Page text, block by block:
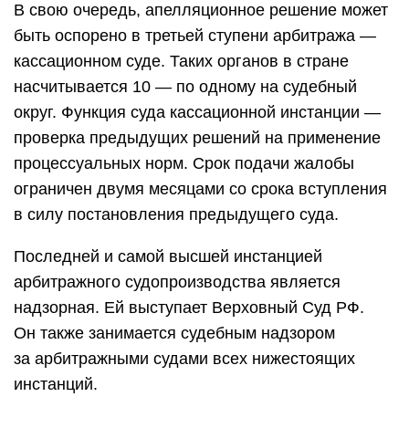
В свою очередь, апелляционное решение может
быть оспорено в третьей ступени арбитража —
кассационном суде. Таких органов в стране
насчитывается 10 — по одному на судебный
округ. Функция суда кассационной инстанции —
проверка предыдущих решений на применение
процессуальных норм. Срок подачи жалобы
ограничен двумя месяцами со срока вступления
в силу постановления предыдущего суда.
Последней и самой высшей инстанцией
арбитражного судопроизводства является
надзорная. Ей выступает Верховный Суд РФ.
Он также занимается судебным надзором
за арбитражными судами всех нижестоящих
инстанций.